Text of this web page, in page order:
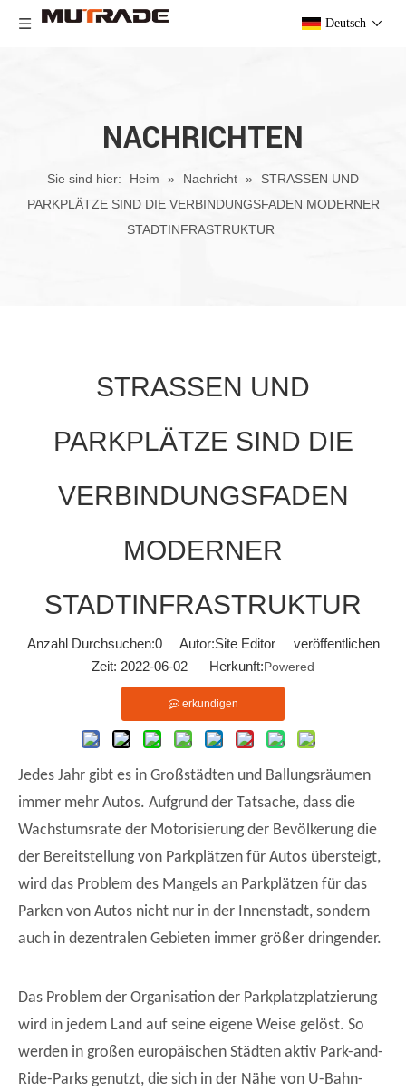
Deutsch
NACHRICHTEN
Sie sind hier: Heim » Nachricht »
STRASSEN UND
PARKPLÄTZE SIND DIE VERBINDUNGSFADEN MODERNER
STADTINFRASTRUKTUR
STRASSEN UND
PARKPLÄTZE SIND DIE
VERBINDUNGSFADEN
MODERNER
STADTINFRASTRUKTUR
Anzahl Durchsuchen:0Autor:Site Editor veröffentlichen
Zeit: 2022-06-02 Herkunft:Powered
erkundigen
Jedes Jahr gibt es in Großstädten und Ballungsräumen
immer mehr Autos. Aufgrund der Tatsache, dass die
Wachstumsrate der Motorisierung der Bevölkerung die
der Bereitstellung von Parkplätzen für Autos übersteigt,
wird das Problem des Mangels an Parkplätzen für das
Parken von Autos nicht nur in der Innenstadt, sondern
auch in dezentralen Gebieten immer größer dringender.
Das Problem der Organisation der Parkplatzplatzierung
wird in jedem Land auf seine eigene Weise gelöst. So
werden in großen europäischen Städten aktiv Park-and-
Ride-Parks genutzt, die sich in der Nähe von U-Bahn-